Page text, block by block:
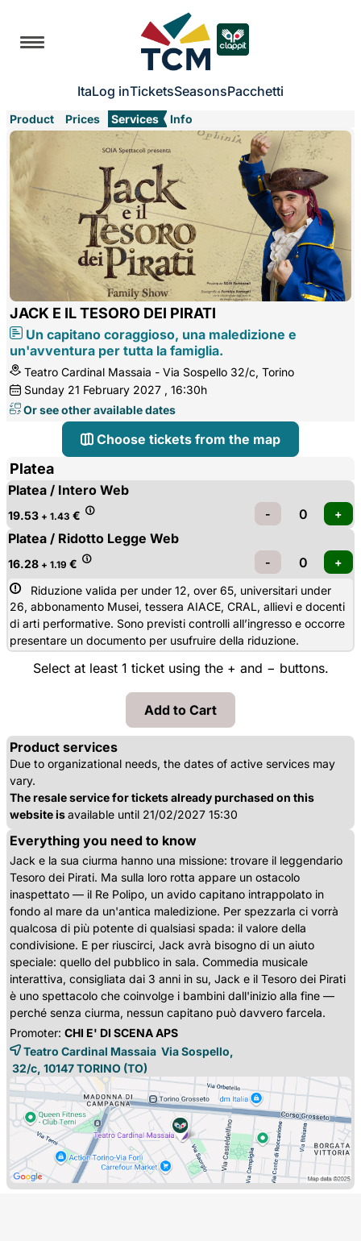
ItaLog inTicketsSeasonsPacchetti
Product Prices Services Info
JACK E IL TESORO DEI PIRATI
Un capitano coraggioso, una maledizione e
un'avventura per tutta la famiglia.
Teatro Cardinal Massaia - Via Sospello 32/c, Torino
Sunday 21 February 2027 , 16:30h
Or see other available dates
Choose tickets from the map
Platea
Platea / Intero Web
19.53 + 1.43 €
Platea / Ridotto Legge Web
16.28 + 1.19 €
Riduzione valida per under 12, over 65, universitari under
26, abbonamento Musei, tessera AIACE, CRAL, allievi e docenti
di arti performative. Sono previsti controlli all’ingresso e occorre
presentare un documento per usufruire della riduzione.
Select at least 1 ticket using the + and − buttons.
Product services
Due to organizational needs, the dates of active services may
vary.
The resale service for tickets already purchased on this
website isavailable until 21/02/2027 15:30
Everything you need to know
Jack e la sua ciurma hanno una missione: trovare il leggendario
Tesoro dei Pirati. Ma sulla loro rotta appare un ostacolo
inaspettato — il Re Polipo, un avido capitano intrappolato in
fondo al mare da un'antica maledizione. Per spezzarla ci vorrà
qualcosa di più potente di qualsiasi spada: il valore della
condivisione. E per riuscirci, Jack avrà bisogno di un aiuto
speciale: quello del pubblico in sala. Commedia musicale
interattiva, consigliata dai 3 anni in su, Jack e il Tesoro dei Pirati
è uno spettacolo che coinvolge i bambini dall'inizio alla fine —
perché senza ciurma, nessun capitano può davvero farcela.
Promoter: CHI E' DI SCENA APS
Teatro Cardinal Massaia Via Sospello,
32/c, 10147 TORINO (TO)